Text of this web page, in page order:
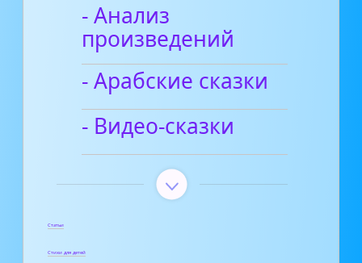
- Анализ
произведений
- Арабские сказки
- Видео-сказки
Статьи
Стихи для детей